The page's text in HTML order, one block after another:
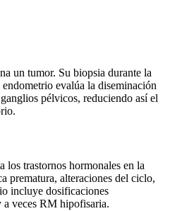
un tumor. Su biopsia durante la
evalúa la diseminación
pélvicos, reduciendo así el
los trastornos hormonales en la
prematura, alteraciones del ciclo,
incluye dosificaciones
a veces RM hipofisaria.